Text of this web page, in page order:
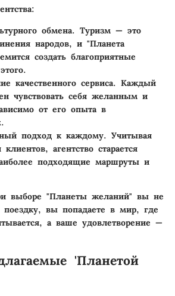
обмена. Туризм — это
народов, и "Планета
создать благоприятные
качественного сервиса. Каждый
чувствовать себя желанным и
от его опыта в
подход к каждому. Учитывая
агентство старается
подходящие маршруты и
выборе "Планеты желаний" вы не
поездку, вы попадаете в мир, где
а ваше удовлетворение —
'Планетой